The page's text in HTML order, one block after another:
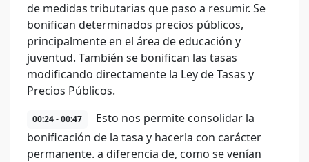
de medidas tributarias que paso a resumir. Se
bonifican determinados precios públicos,
principalmente en el área de educación y
juventud. También se bonifican las tasas
modificando directamente la Ley de Tasas y
Precios Públicos.
00:24 - 00:47
Esto nos permite consolidar la
bonificación de la tasa y hacerla con carácter
permanente. a diferencia de, como se venían